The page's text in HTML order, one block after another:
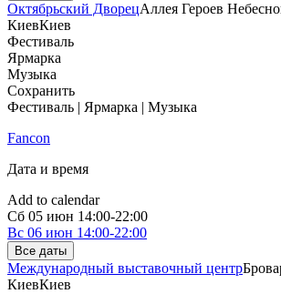
Октябрьский ДворецАллея Героев
КиевКиев
Фестиваль
Ярмарка
Музыка
Сохранить
Фестиваль | Ярмарка | Музыка
Fancon
Дата и время
Add to calendar
Сб 05 июн 14:00-22:00
Вс 06 июн 14:00-22:00
Все даты
Международный выставочный центр
КиевКиев